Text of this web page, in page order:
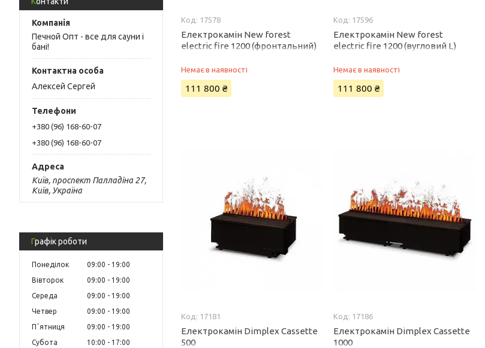
Печной Опт - все для сауни і
бані!
Алексей Сергей
+380 (96) 168-60-07
+380 (96) 168-60-07
Київ, проспект Палладіна 27,
Київ, Україна
Графік роботи
Понеділок 09:00
19:00
Вівторок
09:00
19:00
Середа
09:00
19:00
Четвер
09:00
19:00
Пʼятниця
09:00
19:00
Субота
10:00
17:00
17578
Електрокамін New forest
electric fire 1200 (фронтальний)
Немає в наявності
111 800 ₴
17596
Електрокамін New forest
electric fire 1200 (вугловий L)
Немає в наявності
111 800 ₴
17181
Електрокамін Dimplex Cassette
500
17186
Електрокамін Dimplex Cassette
1000